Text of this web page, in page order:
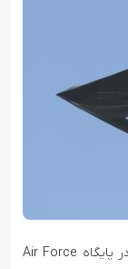
این هواپیما برای نخستین بار در ۲۲ نوامبر ۱۹۸۸ در پایگاه Air Force